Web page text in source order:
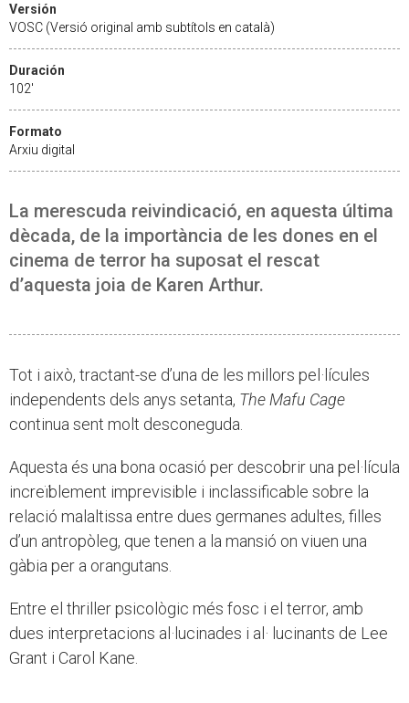
Versión
VOSC (Versió original amb subtítols en català)
Duración
102'
Formato
Arxiu digital
La merescuda reivindicació, en aquesta última
dècada, de la importància de les dones en el
cinema de terror ha suposat el rescat
d’aquesta joia de Karen Arthur.
Tot i això, tractant-se d’una de les millors pel·lícules
independents dels anys setanta, The Mafu Cage
continua sent molt desconeguda.
Aquesta és una bona ocasió per descobrir una pel·lícula
increïblement imprevisible i inclassificable sobre la
relació malaltissa entre dues germanes adultes, filles
d’un antropòleg, que tenen a la mansió on viuen una
gàbia per a orangutans.
Entre el thriller psicològic més fosc i el terror, amb
dues interpretacions al·lucinades i al· lucinants de Lee
Grant i Carol Kane.